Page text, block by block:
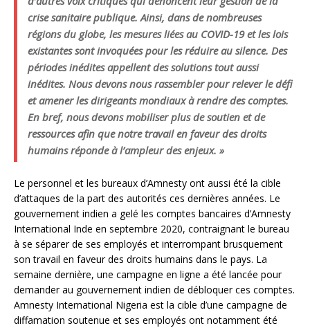
crise sanitaire publique. Ainsi, dans de nombreuses
régions du globe, les mesures liées au COVID-19 et les lois
existantes sont invoquées pour les réduire au silence. Des
périodes inédites appellent des solutions tout aussi
inédites. Nous devons nous rassembler pour relever le défi
et amener les dirigeants mondiaux à rendre des comptes.
En bref, nous devons mobiliser plus de soutien et de
ressources afin que notre travail en faveur des droits
humains réponde à l’ampleur des enjeux. »
Le personnel et les bureaux d’Amnesty ont aussi été la cible
d’attaques de la part des autorités ces dernières années. Le
gouvernement indien a gelé les comptes bancaires d’Amnesty
International Inde en septembre 2020, contraignant le bureau
à se séparer de ses employés et interrompant brusquement
son travail en faveur des droits humains dans le pays. La
semaine dernière, une campagne en ligne a été lancée pour
demander au gouvernement indien de débloquer ces comptes.
Amnesty International Nigeria est la cible d’une campagne de
diffamation soutenue et ses employés ont notamment été